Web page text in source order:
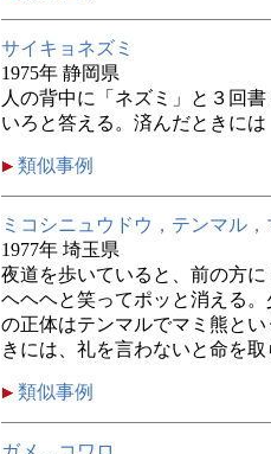
サイキョネズミ
1975年 静岡県
人の背中に「ネズミ」と３回
いろと答える。済んだときに
類似事例
ミコシニュウドウ，テンマル
1977年 埼玉県
夜道を歩いていると、前の方
ヘヘヘと笑ってポッと消える
の正体はテンマルでマミ熊と
きには、礼を言わないと命を取
類似事例